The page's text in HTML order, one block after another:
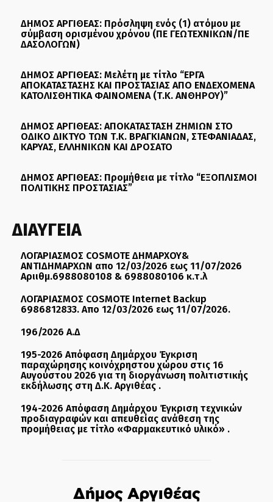
ΔΗΜΟΣ ΑΡΓΙΘΕΑΣ: Πρόσληψη ενός (1) ατόμου με
σύμβαση ορισμένου χρόνου (ΠΕ ΓΕΩΤΕΧΝΙΚΩΝ/ΠΕ
ΔΑΣΟΛΟΓΩΝ)
ΔΗΜΟΣ ΑΡΓΙΘΕΑΣ: Μελέτη με τίτλο “ΕΡΓΑ
ΑΠΟΚΑΤΑΣΤΑΣΗΣ ΚΑΙ ΠΡΟΣΤΑΣΙΑΣ ΑΠΟ ΕΝΔΕΧΟΜΕΝΑ
ΚΑΤΟΛΙΣΘΗΤΙΚΑ ΦΑΙΝΟΜΕΝΑ (Τ.Κ. ΑΝΘΗΡΟΥ)”
ΔΗΜΟΣ ΑΡΓΙΘΕΑΣ: ΑΠΟΚΑΤΑΣΤΑΣΗ ΖΗΜΙΩΝ ΣΤΟ
ΟΔΙΚΟ ΔΙΚΤΥΟ ΤΩΝ Τ.Κ. ΒΡΑΓΚΙΑΝΩΝ, ΣΤΕΦΑΝΙΑΔΑΣ,
ΚΑΡΥΑΣ, ΕΛΛΗΝΙΚΩΝ ΚΑΙ ΔΡΟΣΑΤΟ
ΔΗΜΟΣ ΑΡΓΙΘΕΑΣ: Προμήθεια με τίτλο “ΕΞΟΠΛΙΣΜΟΙ
ΠΟΛΙΤΙΚΗΣ ΠΡΟΣΤΑΣΙΑΣ”
ΔΙΑΥΓΕΙΑ
ΛΟΓΑΡΙΑΣΜΟΣ COSMOTE ΔΗΜΑΡΧΟΥ&
ΑΝΤΙΔΗΜΑΡΧΩΝ απο 12/03/2026 εως 11/07/2026
Αριιθμ.6988080108 & 6988080106 κ.τ.λ
ΛΟΓΑΡΙΑΣΜΟΣ COSMOTE Internet Backup
6986812833. Απο 12/03/2026 εως 11/07/2026.
196/2026 Α.Δ
195-2026 Απόφαση Δημάρχου Έγκριση
παραχώρησης κοινόχρηστου χώρου στις 16
Αυγούστου 2026 για τη διοργάνωση πολιτιστικής
εκδήλωσης στη Δ.Κ. Αργιθέας .
194-2026 Απόφαση Δημάρχου Έγκριση τεχνικών
προδιαγραφών και απευθείας ανάθεση της
προμήθειας με τίτλο «Φαρμακευτικό υλικό» .
Δήμος Αργιθέας